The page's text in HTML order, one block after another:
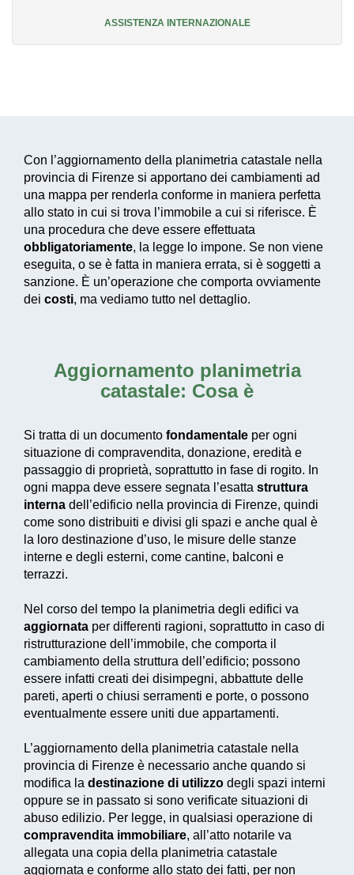
ASSISTENZA INTERNAZIONALE
Con l’aggiornamento della planimetria catastale nella
provincia di Firenze si apportano dei cambiamenti ad
una mappa per renderla conforme in maniera perfetta
allo stato in cui si trova l’immobile a cui si riferisce. È
una procedura che deve essere effettuata
obbligatoriamente, la legge lo impone. Se non viene
eseguita, o se è fatta in maniera errata, si è soggetti a
sanzione. È un’operazione che comporta ovviamente
dei costi, ma vediamo tutto nel dettaglio.
Aggiornamento planimetria
catastale: Cosa è
Si tratta di un documento fondamentale per ogni
situazione di compravendita, donazione, eredità e
passaggio di proprietà, soprattutto in fase di rogito. In
ogni mappa deve essere segnata l’esatta struttura
interna dell’edificio nella provincia di Firenze, quindi
come sono distribuiti e divisi gli spazi e anche qual è
la loro destinazione d’uso, le misure delle stanze
interne e degli esterni, come cantine, balconi e
terrazzi.
Nel corso del tempo la planimetria degli edifici va
aggiornata per differenti ragioni, soprattutto in caso di
ristrutturazione dell’immobile, che comporta il
cambiamento della struttura dell’edificio; possono
essere infatti creati dei disimpegni, abbattute delle
pareti, aperti o chiusi serramenti e porte, o possono
eventualmente essere uniti due appartamenti.
L’aggiornamento della planimetria catastale nella
provincia di Firenze è necessario anche quando si
modifica la destinazione di utilizzo degli spazi interni
oppure se in passato si sono verificate situazioni di
abuso edilizio. Per legge, in qualsiasi operazione di
compravendita immobiliare, all’atto notarile va
allegata una copia della planimetria catastale
aggiornata e conforme allo stato dei fatti, per non